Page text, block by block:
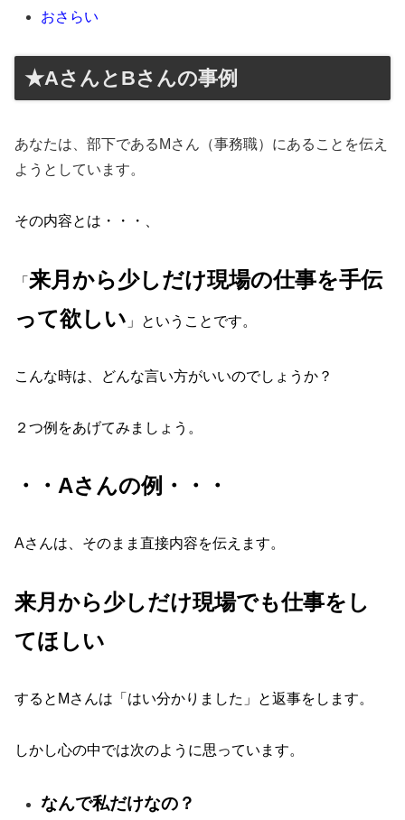
おさらい
★AさんとBさんの事例
あなたは、部下であるMさん（事務職）にあることを伝え
ようとしています。
その内容とは・・・、
「 来月から少しだけ現場の仕事を手伝
って欲しい 」ということです。
こんな時は、どんな言い方がいいのでしょうか？
２つ例をあげてみましょう。
・・Aさんの例・・・
Aさんは、そのまま直接内容を伝えます。
来月から少しだけ現場でも仕事をし
てほしい
するとMさんは「はい分かりました」と返事をします。
しかし心の中では次のように思っています。
なんで私だけなの？